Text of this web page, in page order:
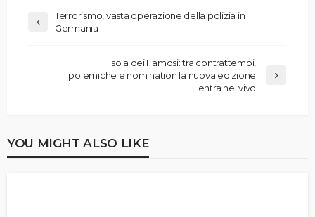
Terrorismo, vasta operazione della polizia in
Germania
Isola dei Famosi: tra contrattempi,
polemiche e nomination la nuova edizione
entra nel vivo
YOU MIGHT ALSO LIKE